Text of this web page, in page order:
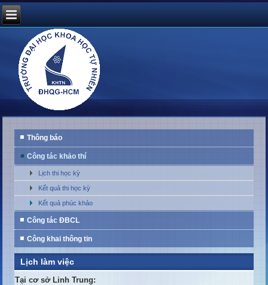
Thông báo
Công tác khảo thí
Lịch thi học kỳ
Kết quả thi học kỳ
Kết quả phúc khảo
Công tác ĐBCL
Công khai thông tin
Lịch làm việc
Tại cơ sở Linh Trung: